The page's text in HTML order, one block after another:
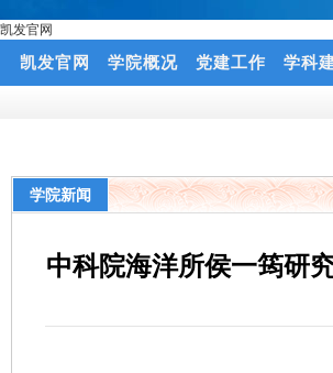
凯发官网
凯发官网 学院概况 党建工作 学科
学院新闻
中科院海洋所侯一筠研